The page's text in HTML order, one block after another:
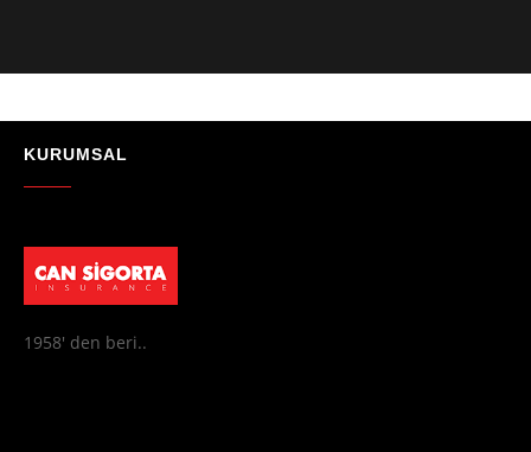
"Absolutelly the best at the TRNC. Highly recommeded !!! Thank You
KURUMSAL
1958' den beri..